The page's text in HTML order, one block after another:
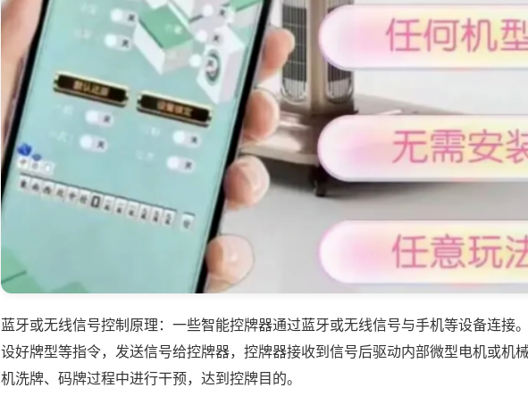
蓝牙或无线信号控制原理：一些智能控牌器通过蓝牙或无线信号与手机等设备连接
设好牌型等指令，发送信号给控牌器，控牌器接收到信号后驱动内部微型电机或机
机洗牌、码牌过程中进行干预，达到控牌目的。